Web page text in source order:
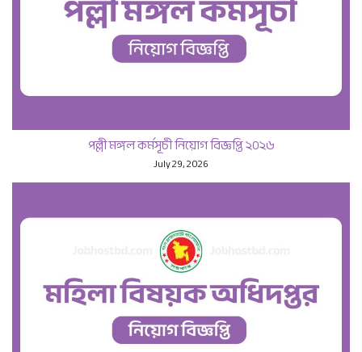
পল্লী মঙ্গল কর্মসূচী নিয়োগ বিজ্ঞপ্তি ২০২৬
July 29, 2026